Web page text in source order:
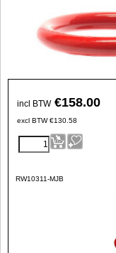
incl BTW €158.00
excl BTW €130.58
RW10311-MJB